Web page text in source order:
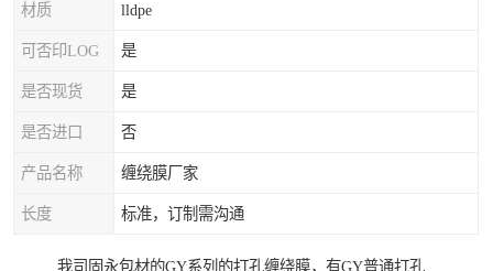
材质 lldpe
可否印LOG 是
是否现货 是
是否进口 否
产品名称 缠绕膜厂家
长度 标准，订制需沟通
我司固永包材的GY系列的打孔缠绕膜，有GY普通打孔